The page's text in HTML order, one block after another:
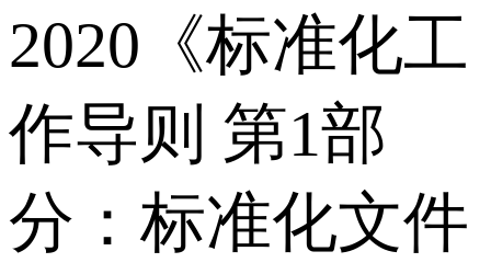
2020《标准化工
作导则 第1部
分：标准化文件